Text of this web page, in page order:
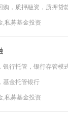
，质押融资，质押贷
私募基金投资
行托管，银行存管
基金托管银行
私募基金投资